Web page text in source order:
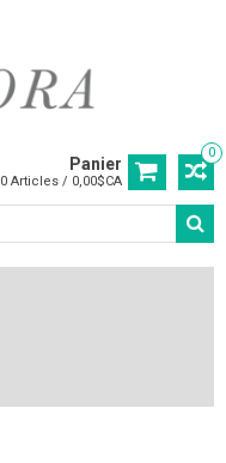
0
Panier
0 Articles / 0,00$CA